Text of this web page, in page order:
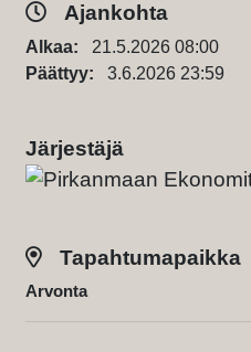
Ajankohta
Alkaa: 21.5.2026 08:00
Päättyy: 3.6.2026 23:59
Järjestäjä
Tapahtumapaikka
Arvonta